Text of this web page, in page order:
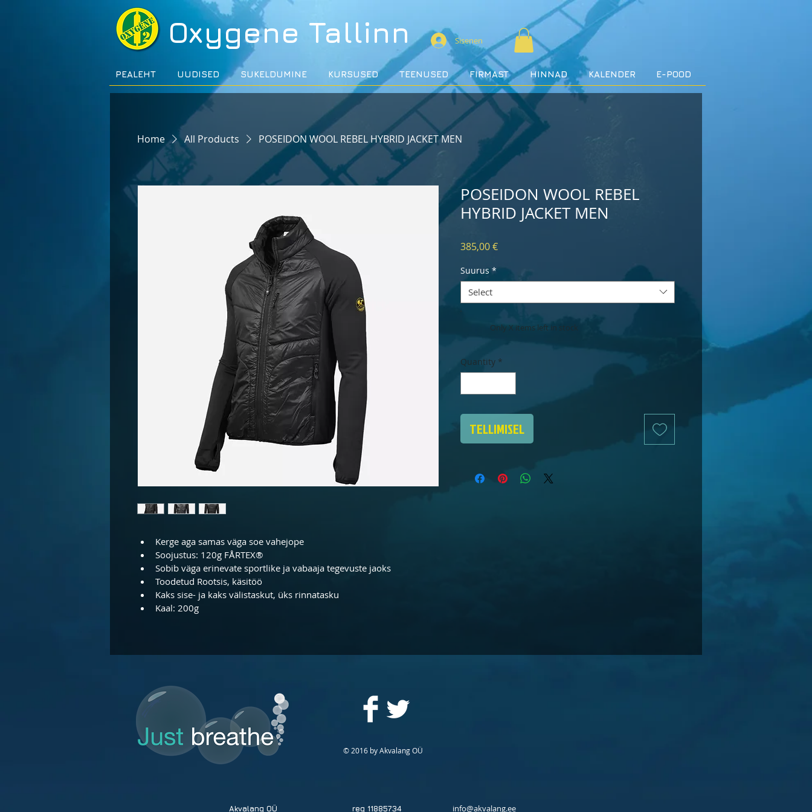
Oxygene Tallinn Sisenen
PEALEHT UUDISED SUKELDUMINE KURSUSED TEENUSED FIRMAST HINNAD KALENDER E-POOD
Home All Products POSEIDON WOOL REBEL HYBRID JACKET MEN
Kerge aga samas väga soe vahejope
Soojustus: 120g FÅRTEX®
Sobib väga erinevate sportlike ja vabaaja tegevuste jaoks
Toodetud Rootsis, käsitöö
Kaks sise- ja kaks välistaskut, üks rinnatasku
Kaal: 200g
POSEIDON WOOL REBEL
HYBRID JACKET MEN
385,00 €Price
Suurus *
Select
Only X items left in stock
Quantity *
TELLIMISEL
© 2016 by Akvalang OÜ
Akvalang OÜ reg 11885734 info@akvalang.ee